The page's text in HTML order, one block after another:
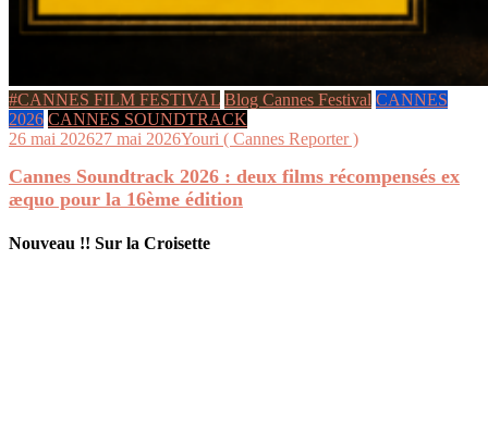
#CANNES FILM FESTIVAL Blog Cannes Festival CANNES
2026 CANNES SOUNDTRACK
26 mai 202627 mai 2026Youri ( Cannes Reporter )
Cannes Soundtrack 2026 : deux films récompensés ex
æquo pour la 16ème édition
Nouveau !! Sur la Croisette